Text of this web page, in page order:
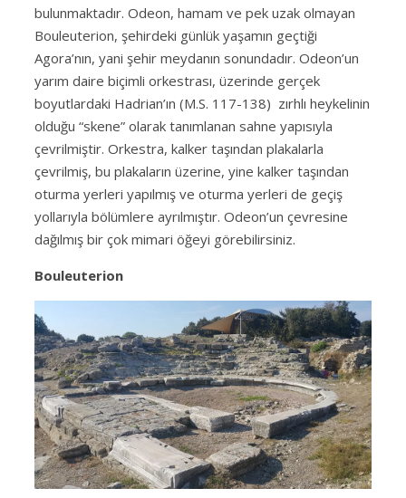
bulunmaktadır. Odeon, hamam ve pek uzak olmayan
Bouleuterion, şehirdeki günlük yaşamın geçtiği
Agora’nın, yani şehir meydanın sonundadır. Odeon’un
yarım daire biçimli orkestrası, üzerinde gerçek
boyutlardaki Hadrian’ın (M.S. 117-138) zırhlı heykelinin
olduğu “skene” olarak tanımlanan sahne yapısıyla
çevrilmiştir. Orkestra, kalker taşından plakalarla
çevrilmiş, bu plakaların üzerine, yine kalker taşından
oturma yerleri yapılmış ve oturma yerleri de geçiş
yollarıyla bölümlere ayrılmıştır. Odeon’un çevresine
dağılmış bir çok mimari öğeyi görebilirsiniz.
Bouleuterion